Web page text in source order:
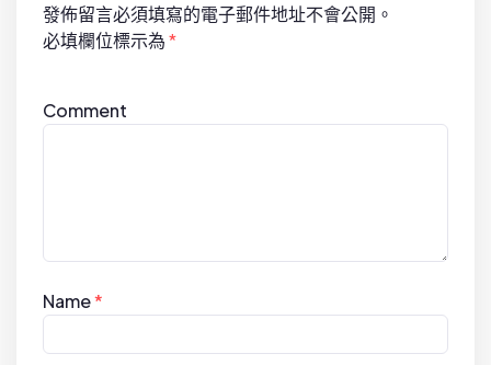
發佈留言必須填寫的電子郵件地址不會公開。
必填欄位標示為*
Comment
Name*